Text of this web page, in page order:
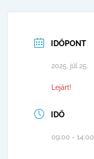
IDŐPONT
2025. júl 25.
Lejárt!
IDŐ
09:00 - 14:00